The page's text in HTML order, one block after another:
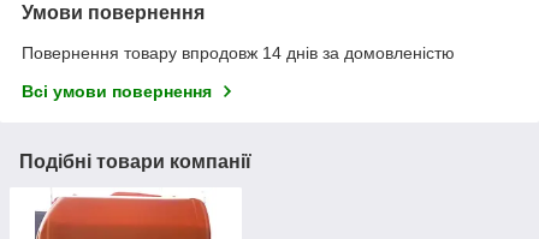
Умови повернення
Повернення товару впродовж 14 днів за домовленістю
Всі умови повернення
Подібні товари компанії